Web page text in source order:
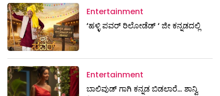
Entertainment
‘ಹಳ್ಳಿ ಪವರ್ ರಿಲೋಡೆಡ್ ‘ ಜೀ ಕನ್ನಡದಲ್ಲಿ
Entertainment
ಬಾಲಿವುಡ್ ಗಾಗಿ ಕನ್ನಡ ಬಿಡಲಾರೆ… ಶಾನ್ವಿ